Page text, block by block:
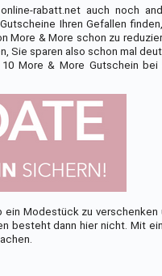
rabatt.net auch noch
Ihren Gefallen
More & More schon zu
Sie sparen also schon mal
More & More Gutschein bei
ein Modestück zu verschenken
besteht dann hier nicht. Mit